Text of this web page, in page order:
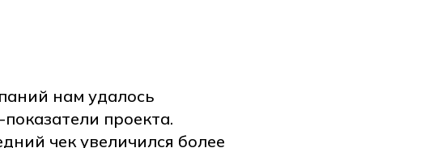
нам удалось
проекта.
чек увеличился более